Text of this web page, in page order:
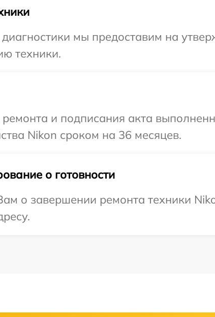
мы предоставим на
техники.
и подписания акта
Nikon сроком на 36 месяцев.
о готовности
о завершении ремонта техники